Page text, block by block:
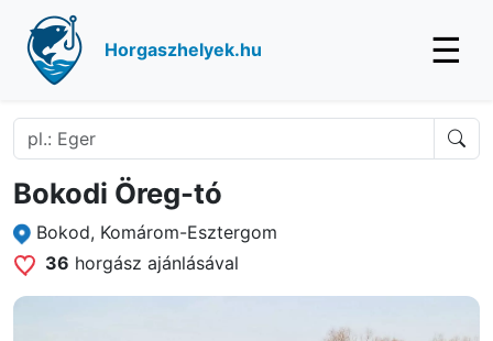
Horgaszhelyek.hu ☰
Bokodi Öreg-tó
Bokod, Komárom-Esztergom
36 horgász ajánlásával